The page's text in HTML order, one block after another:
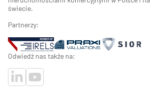
świecie.
Partnerzy:
Odwiedź nas także na: